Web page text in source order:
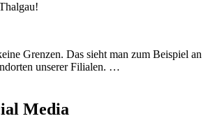
Grenzen. Das sieht man zum Beispiel an
unserer Filialen. …
Media